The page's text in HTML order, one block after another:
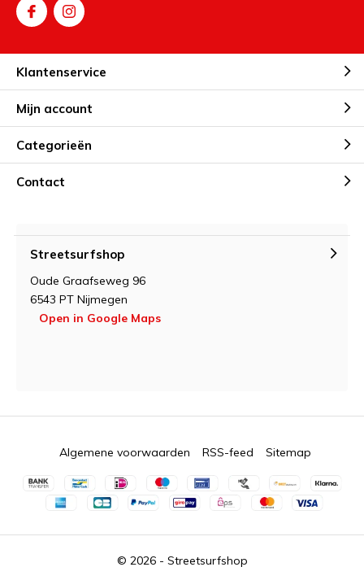
Klantenservice
Mijn account
Categorieën
Contact
Streetsurfshop
Oude Graafseweg 96
6543 PT Nijmegen
Open in Google Maps
© 2026 - Streetsurfshop
Algemene voorwaarden RSS-feed Sitemap